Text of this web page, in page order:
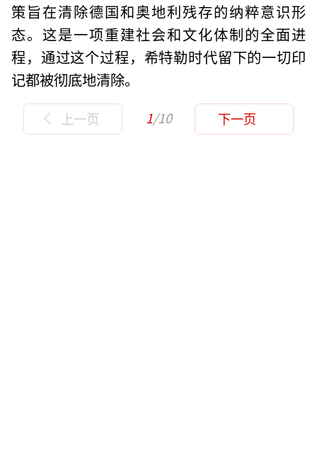
策旨在清除德国和奥地利残存的纳粹意识形
态。这是一项重建社会和文化体制的全面进
程，通过这个过程，希特勒时代留下的一切印
记都被彻底地清除。
上一页 1/10 下一页